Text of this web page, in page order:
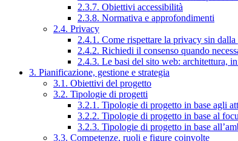
2.3.7. Obiettivi accessibilità
2.3.8. Normativa e approfondimenti
2.4. Privacy
2.4.1. Come rispettare la privacy sin
2.4.2. Richiedi il consenso quando
2.4.3. Le basi del sito web: architettura,
3. Pianificazione, gestione e strategia
3.1. Obiettivi del progetto
3.2. Tipologie di progetti
3.2.1. Tipologie di progetto in base agli
3.2.2. Tipologie di progetto in base al
3.2.3. Tipologie di progetto in base
3.3. Competenze, ruoli e figure coinvolte